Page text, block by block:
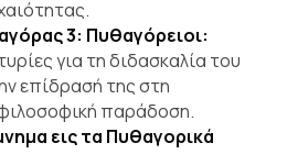
3: Πυθαγόρειοι:
για τη διδασκαλία του
επίδρασή της στη
παράδοση.
εις τα Πυθαγορικά